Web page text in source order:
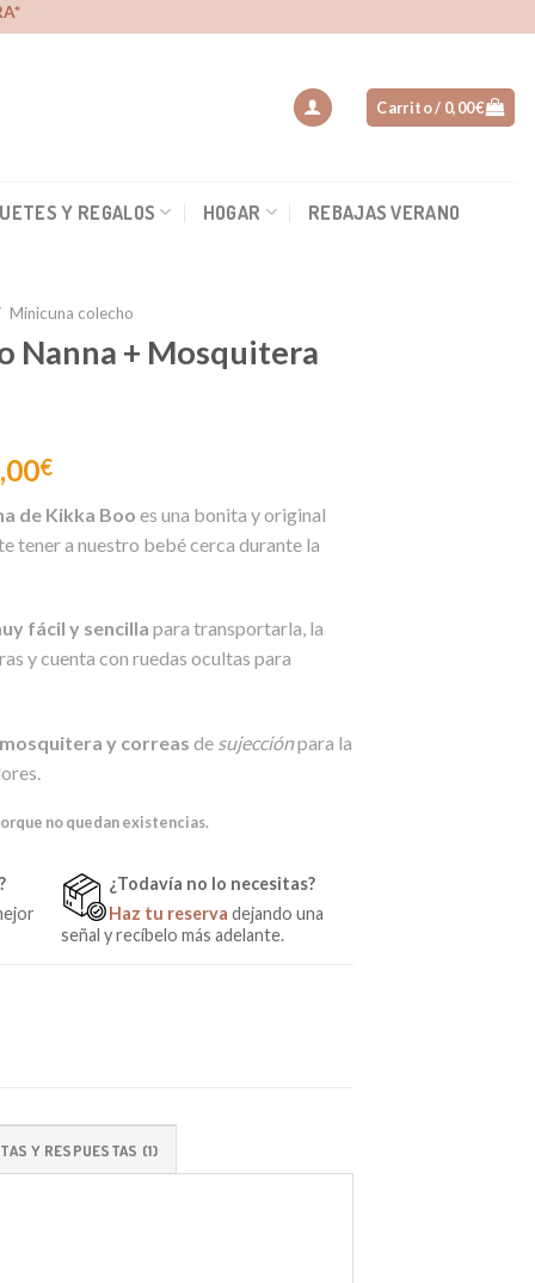
Carrito / 0,00€
Y REGALOS HOGAR REBAJAS VERANO
Minicuna colecho
Nanna + Mosquitera
€
de Kikka Boo es una bonita y original
tener a nuestro bebé cerca durante la
fácil y sencilla para transportarla, la
y cuenta con ruedas ocultas para
y correas de sujecciónpara la
no quedan existencias.
¿Todavía no lo necesitas?
Haz tu reserva dejando una
señal y recíbelo más adelante.
Y RESPUESTAS (1)